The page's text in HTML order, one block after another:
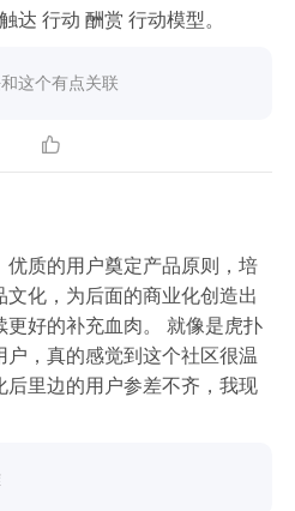
精通，包括打车软件滴滴和 Ai
启动么？毕竟受众的时间有
向于少而美的产品，保持少量
，问题来了，核心用户从哪里
与知乎似乎有些重叠，进而有
而微博现在的核心用户是哪些
一样，普通用户却是从发展
程；通过长期的使用，用户自
的使用普遍上了一个等级之
通的用户就一方面是更加稀
对于他们那个层次，已经发现
生态里面可能还处于自行车🚲
讲的系统能力提供产品的确定
，不知道说的对不对，希望
达 行动 酬赏 行动模型。
这个有点关联

优质的用户奠定产品原则，培
文化，为后面的商业化创造出
更好的补充血肉。 就像是虎扑
户，真的感觉到这个社区很温
后里边的用户参差不齐，我现